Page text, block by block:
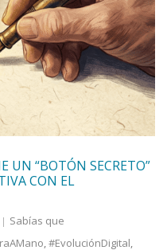
UN “BOTÓN SECRETO”
CON EL
Sabías que
,#EvoluciónDigital,